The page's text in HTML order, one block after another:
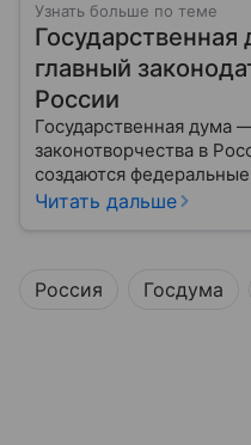
Узнать больше по теме
Государственная
главный
России
Государственная дума
законотворчества в
создаются
жизни каждого
Читать дальше
Россия Госдума